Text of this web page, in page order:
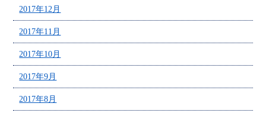
2017年12月
2017年11月
2017年10月
2017年9月
2017年8月